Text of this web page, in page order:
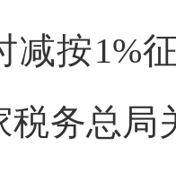
减按1%
税务总